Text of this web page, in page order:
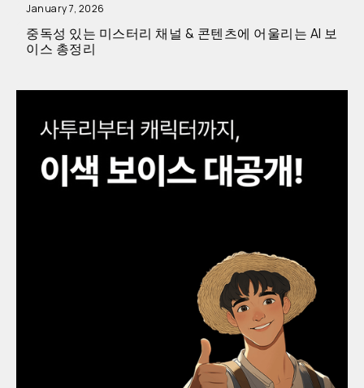
January 7, 2026
중독성 있는 미스터리 채널 & 콘텐츠에 어울리는 AI 보
이스 총정리